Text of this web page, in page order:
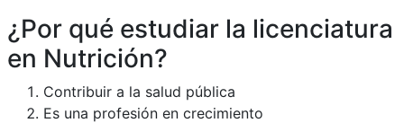
¿Por qué estudiar la licenciatura
en Nutrición?
Contribuir a la salud pública
Es una profesión en crecimiento